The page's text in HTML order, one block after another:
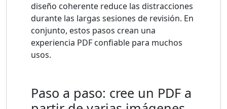
diseño coherente reduce las distracciones
durante las largas sesiones de revisión. En
conjunto, estos pasos crean una
experiencia PDF confiable para muchos
usos.
Paso a paso: cree un PDF a